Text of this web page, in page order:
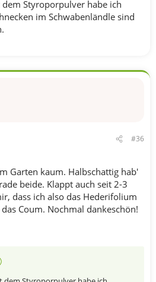
Styroporpulver habe ich
im Schwabenländle sind
#36
Garten kaum. Halbschattig hab'
beide. Klappt auch seit 2-3
dass ich also das Hederifolium
Coum. Nochmal dankeschön!